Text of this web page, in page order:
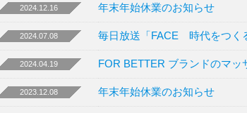
2024.12.16 年末年始休業のお知らせ
2024.07.08 毎日放送「FACE 時代をつく
2024.04.19 FOR BETTER ブランドのマ
2023.12.08 年末年始休業のお知らせ